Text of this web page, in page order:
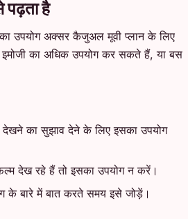
है
उपयोग अक्सर कैजुअल मूवी प्लान के लिए
का अधिक उपयोग कर सकते हैं, या बस
का सुझाव देने के लिए इसका उपयोग
देख रहे हैं तो इसका उपयोग न करें।
के बारे में बात करते समय इसे जोड़ें।